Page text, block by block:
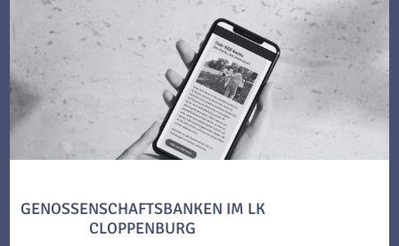
GENOSSENSCHAFTSBANKEN IM LK
CLOPPENBURG